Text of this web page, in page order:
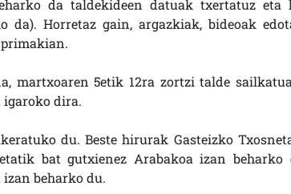
da taldekideen datuak txertatuz eta
da). Horretaz gain, argazkiak, bideoak
martxoaren 5etik 12ra zortzi talde
igaroko dira.
du. Beste hirurak Gasteizko
bat gutxienez Arabakoa izan
beharko du.